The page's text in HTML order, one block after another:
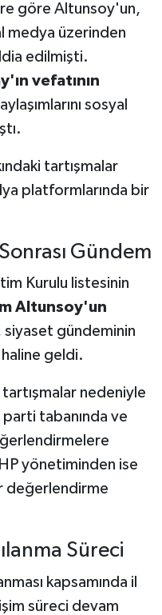
göre Altunsoy'un,
medya üzerinden
edilmişti.
vefatının
sosyal
tartışmalar
platformlarında bir
Gündem
Kurulu listesinin
Altunsoy'un
gündeminin
haline geldi.
nedeniyle
tabanında ve
yönetiminden ise
değerlendirme
Süreci
kapsamında il
süreci devam